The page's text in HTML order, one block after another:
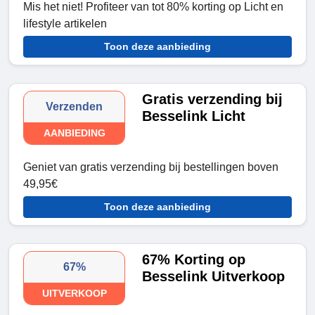
Mis het niet! Profiteer van tot 80% korting op Licht en
lifestyle artikelen
Toon deze aanbieding
Verzenden
AANBIEDING
Gratis verzending bij
Besselink Licht
Geniet van gratis verzending bij bestellingen boven
49,95€
Toon deze aanbieding
67%
UITVERKOOP
67% Korting op
Besselink Uitverkoop